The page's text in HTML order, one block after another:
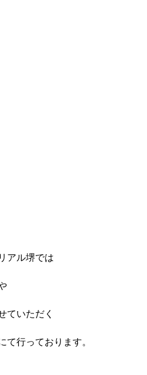
アル堺では
ていただく
て行っております。